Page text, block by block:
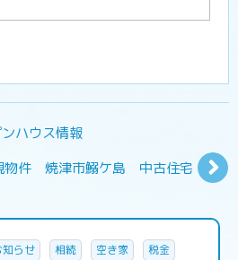
ハウス情報
物件 焼津市鰯ケ島 中古住宅
知らせ 相続 空き家 税金